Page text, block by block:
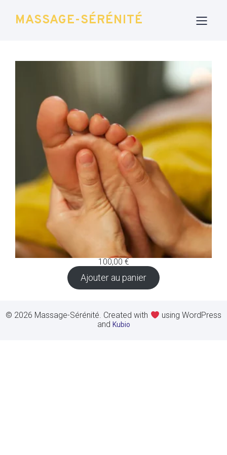
MASSAGE-SÉRÉNITÉ
100,00 €
Ajouter au panier
© 2026 Massage-Sérénité. Created with
using WordPress
and Kubio